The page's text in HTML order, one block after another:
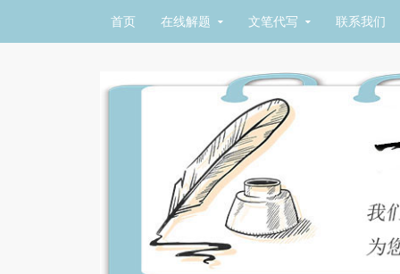
首页 在线解题 文笔代写 联系我们